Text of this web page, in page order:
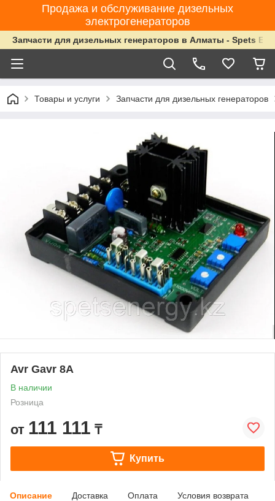
Продажа и обслуживание дизельных
электрогенераторов
Запчасти для дизельных генераторов в Алматы - Spets
Товары и услуги Запчасти для дизельных генераторов
Avr Gavr 8A
В наличии
Розница
от 111 111 ₸
Купить
Описание Доставка Оплата Условия возврата